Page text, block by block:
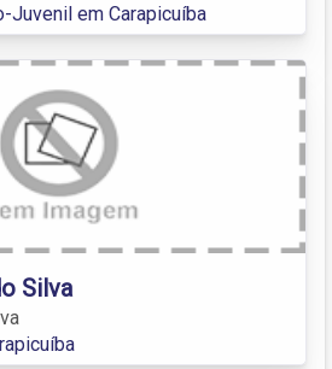
Juvenil em Carapicuíba
Silva